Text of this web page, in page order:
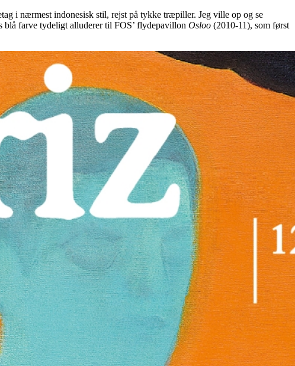
i nærmest indonesisk stil, rejst på tykke træpiller. Jeg ville op og se
blå farve tydeligt alluderer til FOS’ flydepavillon Osloo (2010-11), som først